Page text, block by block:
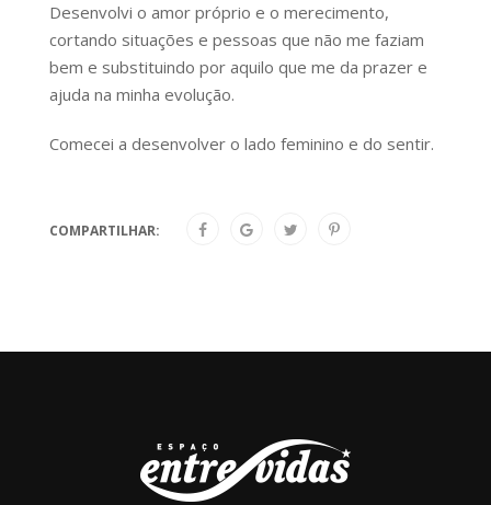
Desenvolvi o amor próprio e o merecimento,
cortando situações e pessoas que não me faziam
bem e substituindo por aquilo que me da prazer e
ajuda na minha evolução.
Comecei a desenvolver o lado feminino e do sentir.
COMPARTILHAR: